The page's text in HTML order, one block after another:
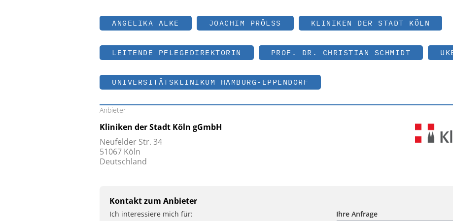
ANGELIKA ALKE JOACHIM PRÖLSS KLINIKEN DER STADT KÖLN
LEITENDE PFLEGEDIREKTORIN PROF. DR. CHRISTIAN SCHMIDT
UNIVERSITÄTSKLINIKUM HAMBURG-EPPENDORF
Anbieter
Kliniken der Stadt Köln gGmbH
Neufelder Str. 34
51067 Köln
Deutschland
Kontakt zum Anbieter
Ich interessiere mich für:
Ihre Anfrage